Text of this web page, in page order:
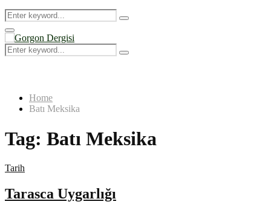
Search
for:
Search
Primary
Menu
Search
for:
Search
Home
Batı Meksika
Tag: Batı Meksika
Tarih
Tarasca Uygarlığı